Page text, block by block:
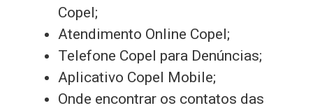
Copel;
Atendimento Online Copel;
Telefone Copel para Denúncias;
Aplicativo Copel Mobile;
Onde encontrar os contatos das